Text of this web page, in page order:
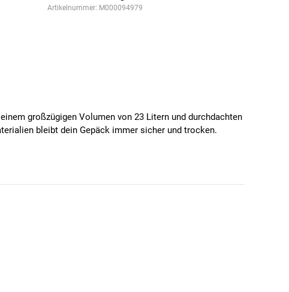
Artikelnummer: M000094979
großzügigen Volumen von 23 Litern und durchdachten
bleibt dein Gepäck immer sicher und trocken.